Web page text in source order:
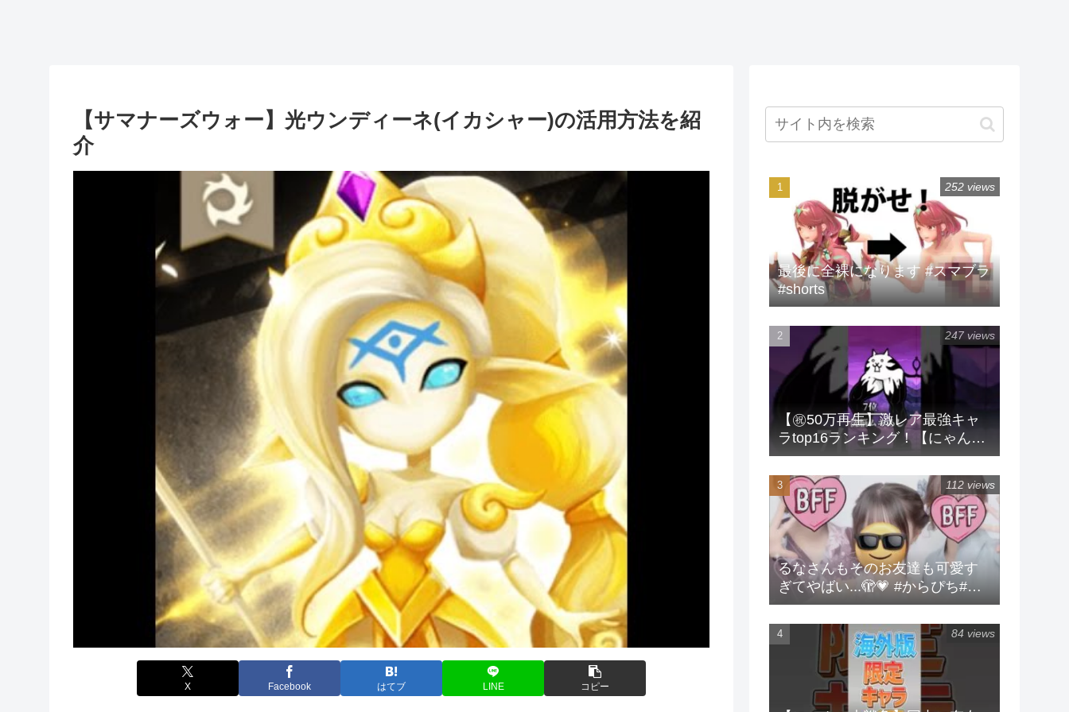
【サマナーズウォー】光ウンディーネ(イカシャー)の活用方法を紹
介
X Facebook はてブ LINE コピー
最後に全裸になります #スマブラ
#shorts
252 views
【㊗️50万再生】激レア最強キャ
ラtop16ランキング！【にゃんこ
大戦争】 #にゃんこ大戦争 #ラン
キング #shorts #激レア
247 views
るなさんもそのお友達も可愛す
ぎてやばい...🫣💗 #からぴち#る
な#実写
112 views
84 views